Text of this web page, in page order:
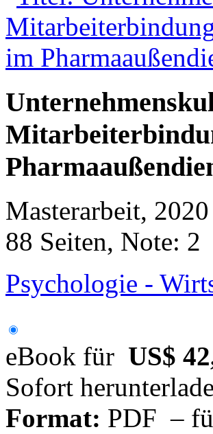
Masterarbeit, 2020
88 Seiten, Note: 2
Psychologie -
eBook für US$
Sofort
Format: PDF –